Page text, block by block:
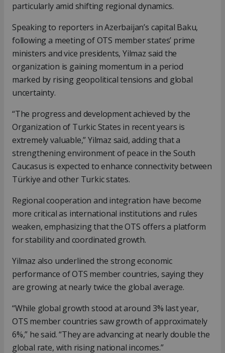
particularly amid shifting regional dynamics.
Speaking to reporters in Azerbaijan’s capital Baku,
following a meeting of OTS member states’ prime
ministers and vice presidents, Yilmaz said the
organization is gaining momentum in a period
marked by rising geopolitical tensions and global
uncertainty.
“The progress and development achieved by the
Organization of Turkic States in recent years is
extremely valuable,” Yilmaz said, adding that a
strengthening environment of peace in the South
Caucasus is expected to enhance connectivity between
Türkiye and other Turkic states.
Regional cooperation and integration have become
more critical as international institutions and rules
weaken, emphasizing that the OTS offers a platform
for stability and coordinated growth.
Yilmaz also underlined the strong economic
performance of OTS member countries, saying they
are growing at nearly twice the global average.
“While global growth stood at around 3% last year,
OTS member countries saw growth of approximately
6%,” he said. “They are advancing at nearly double the
global rate, with rising national incomes.”